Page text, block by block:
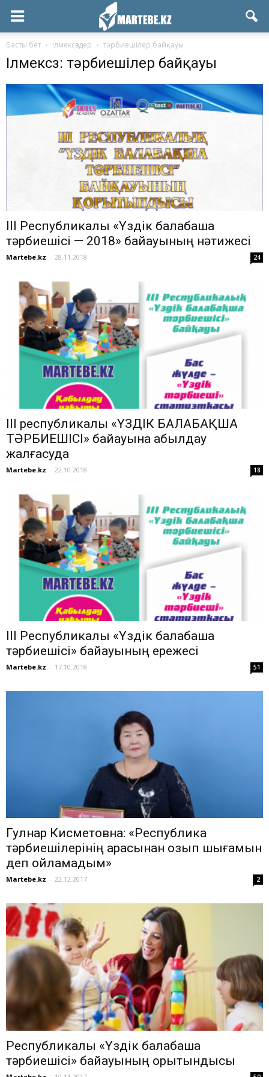
Басты бет Ілмексөздер тәрбиешілер байқауы
Ілмексөз: тәрбиешілер байқауы
ІІІ Республикалық «Үздік балабақша
тәрбиешісі — 2018» байқауының нәтижесі
Martebe.kz - 28.11.2018 24
ІІІ республикалық «ҮЗДІК БАЛАБАҚША
ТӘРБИЕШІСІ» байқауына қабылдау
жалғасуда
Martebe.kz - 22.10.2018 18
ІІІ Республикалық «Үздік балабақша
тәрбиешісі» байқауының ережесі
Martebe.kz - 17.10.2018 51
Гулнар Кисметовна: «Республика
тәрбиешілерінің арасынан озып шығамын
деп ойламадым»
Martebe.kz - 22.12.2017 2
Республикалық «Үздік балабақша
тәрбиешісі» байқауының қорытындысы